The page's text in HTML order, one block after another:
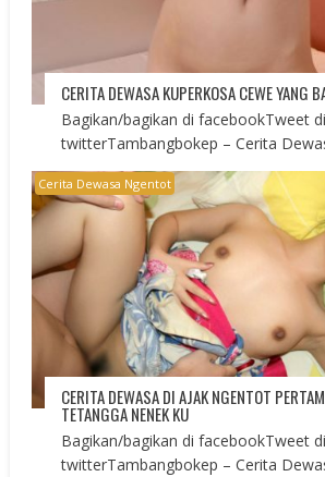
CERITA DEWASA KUPERKOSA CEWE YANG
Bagikan/bagikan di facebookTweet di
twitterTambangbokep – Cerita
Cerita Dewasa Ngentot
CERITA DEWASA DI AJAK NGENTOT
TETANGGA NENEK KU
Bagikan/bagikan di facebookTweet di
twitterTambangbokep – Cerita